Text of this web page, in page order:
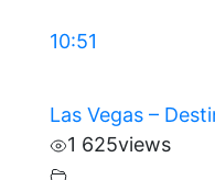
10:51
Las Vegas –
1 625views